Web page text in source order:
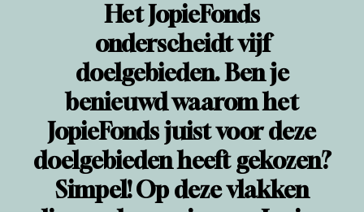
Het JopieFonds
onderscheidt vijf
doelgebieden. Ben je
benieuwd waarom het
JopieFonds juist voor deze
doelgebieden heeft gekozen?
Simpel! Op deze vlakken